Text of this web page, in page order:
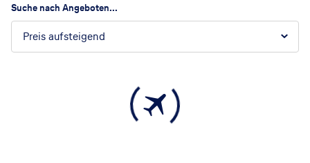
Suche nach Angeboten...
Preis aufsteigend